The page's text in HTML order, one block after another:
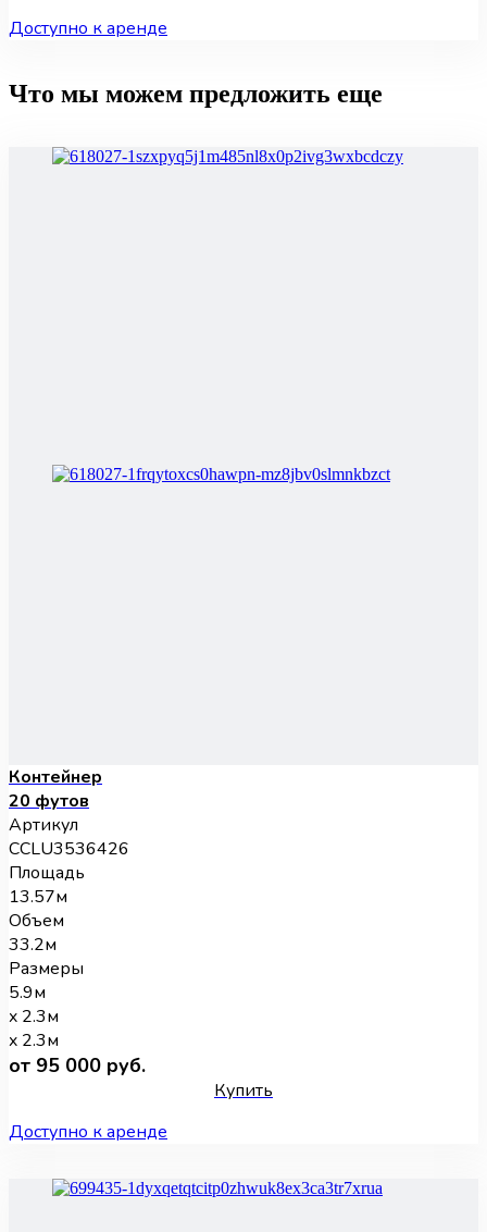
Доступно к аренде
Что мы можем предложить еще
Контейнер
20 футов
Артикул
CCLU3536426
Площадь
13.57м
Объем
33.2м
Размеры
5.9м
x 2.3м
x 2.3м
от 95 000 руб.
Купить
Доступно к аренде